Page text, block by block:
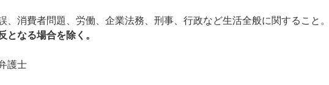
、消費者問題、労働、企業法務、刑事、行政など生活全般に関すること。
なる場合を除く。
護士